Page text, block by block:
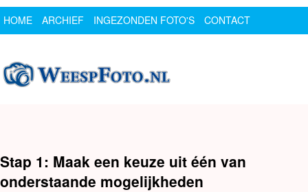
HOME ARCHIEF INGEZONDEN FOTO'S
CONTACT
Stap 1: Maak een keuze uit één van
onderstaande mogelijkheden